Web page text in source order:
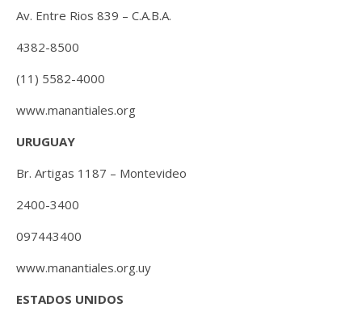
Av. Entre Rios 839 – C.A.B.A.
4382-8500
(11) 5582-4000
www.manantiales.org
URUGUAY
Br. Artigas 1187 – Montevideo
2400-3400
097443400
www.manantiales.org.uy
ESTADOS UNIDOS